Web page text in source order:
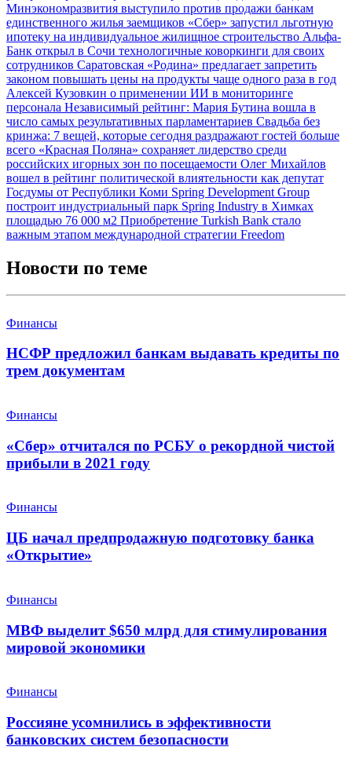
Минэкономразвития выступило против продажи банкам
единственного жилья заемщиков «Сбер» запустил льготную
ипотеку на индивидуальное жилищное строительство Альфа-
Банк открыл в Сочи технологичные коворкинги для своих
сотрудников Саратовская «Родина» предлагает запретить
законом повышать цены на продукты чаще одного раза в год
Алексей Кузовкин о применении ИИ в мониторинге
персонала Независимый рейтинг: Мария Бутина вошла в
число самых результативных парламентариев Свадьба без
кринжа: 7 вещей, которые сегодня раздражают гостей больше
всего «Красная Поляна» сохраняет лидерство среди
российских игорных зон по посещаемости Олег Михайлов
вошел в рейтинг политической влиятельности как депутат
Госдумы от Республики Коми Spring Development Group
построит индустриальный парк Spring Industry в Химках
площадью 76 000 м2 Приобретение Turkish Bank стало
важным этапом международной стратегии Freedom
Новости по теме
Финансы
НСФР предложил банкам выдавать кредиты по
трем документам
Финансы
«Сбер» отчитался по РСБУ о рекордной чистой
прибыли в 2021 году
Финансы
ЦБ начал предпродажную подготовку банка
«Открытие»
Финансы
МВФ выделит $650 млрд для стимулирования
мировой экономики
Финансы
Россияне усомнились в эффективности
банковских систем безопасности